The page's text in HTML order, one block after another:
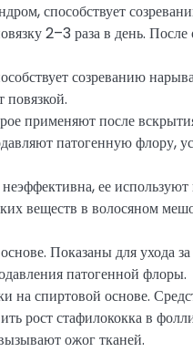
способствует
2–3 раза в день. После
созреванию
применяют после
патогенную флору,
ее
веществ в волосяном
Показаны для ухода
патогенной флоры.
на спиртовой основе.
рост стафилококка в
ожог тканей.